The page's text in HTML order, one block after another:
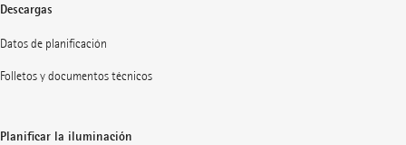
Descargas
Datos de planificación
Folletos y documentos técnicos
Planificar la iluminación